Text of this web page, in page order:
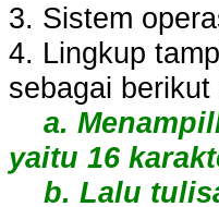
3. Sistem
4. Lingkup
sebagai berikut
a.
yaitu 16
b. Lalu